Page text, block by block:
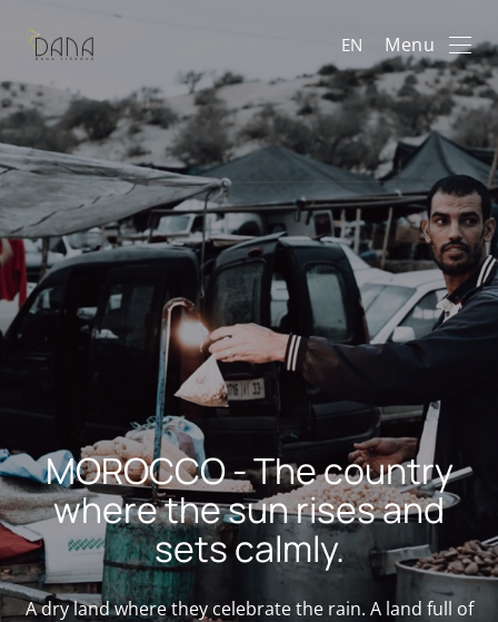
EN Menu
MOROCCO - The country
where the sun rises and
sets calmly.
A dry land where they celebrate the rain. A land full of